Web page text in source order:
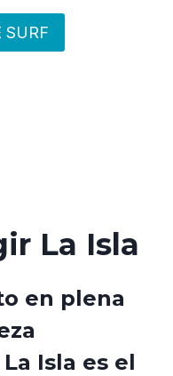
SURF
La Isla
en plena
Isla es el